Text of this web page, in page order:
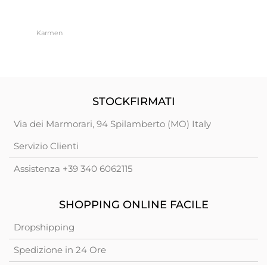
Karmen
STOCKFIRMATI
Via dei Marmorari, 94 Spilamberto (MO) Italy
Servizio Clienti
Assistenza +39 340 6062115
SHOPPING ONLINE FACILE
Dropshipping
Spedizione in 24 Ore